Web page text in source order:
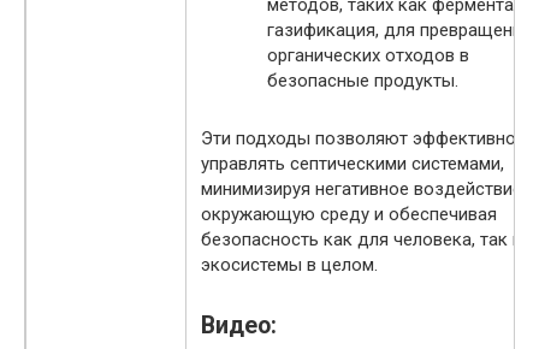
газификация, для превращения
органических отходов в
безопасные продукты.
Эти подходы позволяют эффективно
управлять септическими системами,
минимизируя негативное воздействие
окружающую среду и обеспечивая
безопасность как для человека, так и
экосистемы в целом.
Видео: